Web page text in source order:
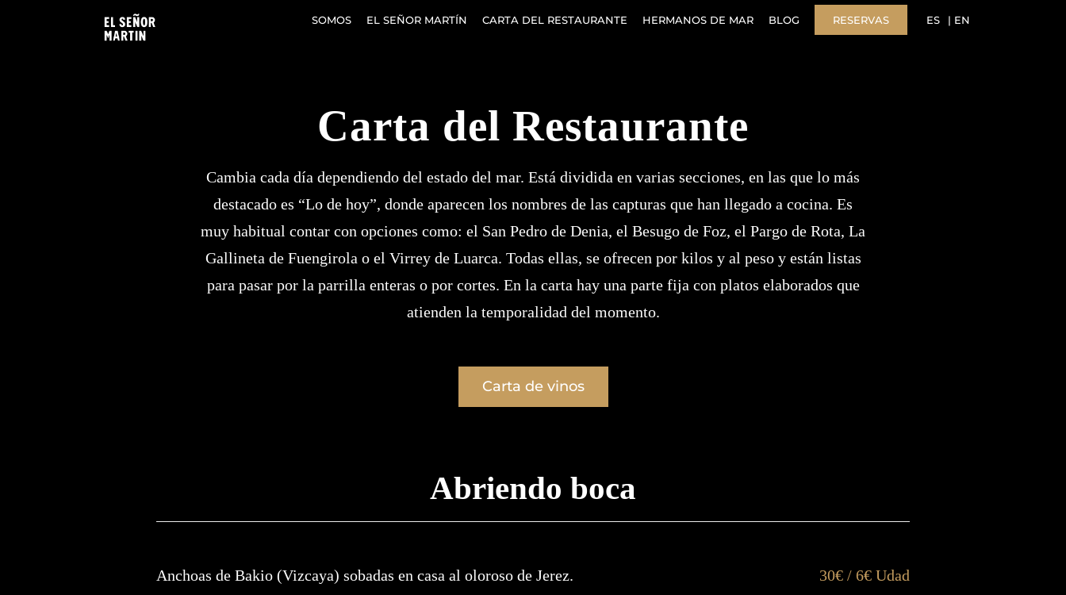
SOMOS EL SEÑOR MARTÍN CARTA DEL RESTAURANTE HERMANOS DE MAR BLOG RESERVAS ES EN
Carta del Restaurante
Cambia cada día dependiendo del estado del mar. Está dividida en varias secciones, en las que lo más
destacado es “Lo de hoy”, donde aparecen los nombres de las capturas que han llegado a cocina. Es
muy habitual contar con opciones como: el San Pedro de Denia, el Besugo de Foz, el Pargo de Rota, La
Gallineta de Fuengirola o el Virrey de Luarca. Todas ellas, se ofrecen por kilos y al peso y están listas
para pasar por la parrilla enteras o por cortes. En la carta hay una parte fija con platos elaborados que
atienden la temporalidad del momento.
Carta de vinos
Abriendo boca
Anchoas de Bakio (Vizcaya) sobadas en casa al oloroso de Jerez.
30€ / 6€ Udad